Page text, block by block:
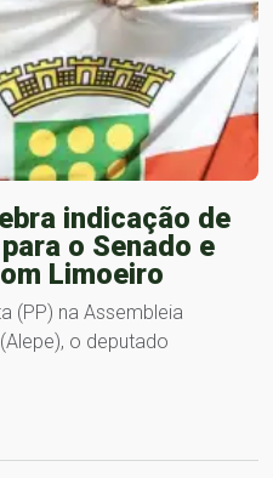
indicação de
o Senado e
Limoeiro
(PP) na Assembleia
o deputado